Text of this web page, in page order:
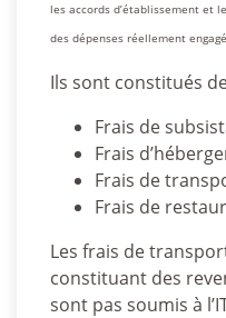
les accords d’établissement et
des dépenses réellement
Ils sont constitués
Frais de
Frais
Frais de
Frais de
Les frais de
constituant des
sont pas soumis à